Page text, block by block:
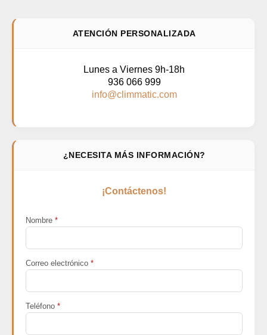
ATENCIÓN PERSONALIZADA
Lunes a Viernes 9h-18h
936 066 999
info@climmatic.com
¿NECESITA MÁS INFORMACIÓN?
¡Contáctenos!
Nombre *
Correo electrónico *
Teléfono *